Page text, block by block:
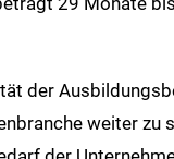
der
weiter zu